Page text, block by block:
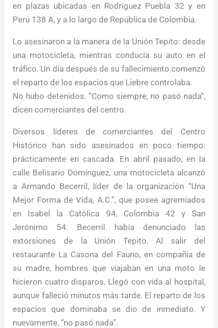
en plazas ubicadas en Rodríguez Puebla 32 y en
Perú 138 A, y a lo largo de República de Colombia.
Lo asesinaron a la manera de la Unión Tepito: desde
una motocicleta, mientras conducía su auto en el
tráfico. Un día después de su fallecimiento comenzó
el reparto de los espacios que Liebre controlaba.
No hubo detenidos. “Como siempre, no pasó nada”,
dicen comerciantes del centro.
Diversos líderes de comerciantes del Centro
Histórico han sido asesinados en poco tiempo:
prácticamente en cascada. En abril pasado, en la
calle Belisario Domínguez, una motocicleta alcanzó
a Armando Becerril, líder de la organización “Una
Mejor Forma de Vida, A.C.”, que posee agremiados
en Isabel la Católica 94, Colombia 42 y San
Jerónimo 54. Becerril había denunciado las
extorsiones de la Unión Tepito. Al salir del
restaurante La Casona del Fauno, en compañía de
su madre, hombres que viajaban en una moto le
hicieron cuatro disparos. Llegó con vida al hospital,
aunque falleció minutos más tarde. El reparto de los
espacios que dominaba se dio de inmediato. Y
nuevamente, “no pasó nada”.